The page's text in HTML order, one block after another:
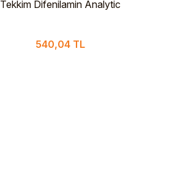
Tekkim Difenilamin Analytic
540,04 TL